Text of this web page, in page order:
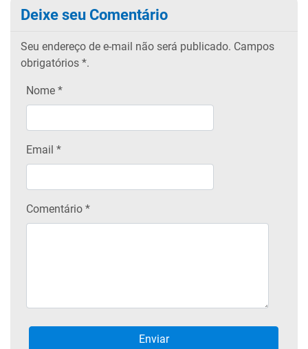
Deixe seu Comentário
Seu endereço de e-mail não será publicado. Campos
obrigatórios *.
Nome *
Email *
Comentário *